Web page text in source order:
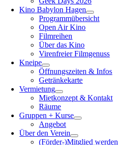
Kino Babylon Hagen
Programmübersicht
Open Air Kino
Filmreihen
Über das Kino
Virenfreier Filmgenuss
Kneipe
Öffnungszeiten & Infos
Getränkekarte
Vermietung
Mietkonzept & Kontakt
Räume
Gruppen + Kurse
Angebot
Über den Verein
(Förder-)Mitglied werden